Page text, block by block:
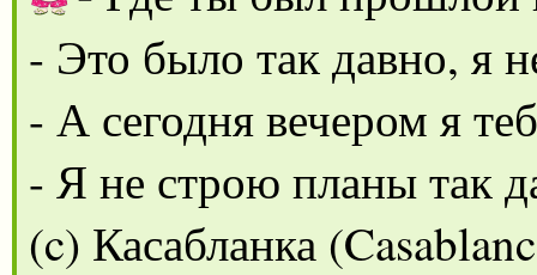
- Это было так давно, я
- А сегодня вечером я
- Я не строю планы так
(c) Касабланка